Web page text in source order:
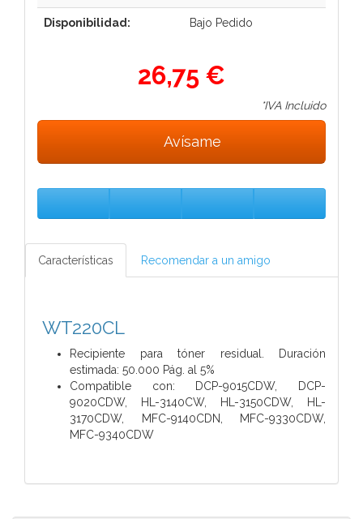
Disponibilidad: Bajo Pedido
26,75 €
*IVA Incluido
Avísame
Características Recomendar a un amigo
WT220CL
Recipiente para tóner residual. Duración
estimada: 50.000 Pág. al 5%
Compatible con: DCP-9015CDW, DCP-
9020CDW, HL-3140CW, HL-3150CDW, HL-
3170CDW, MFC-9140CDN, MFC-9330CDW,
MFC-9340CDW